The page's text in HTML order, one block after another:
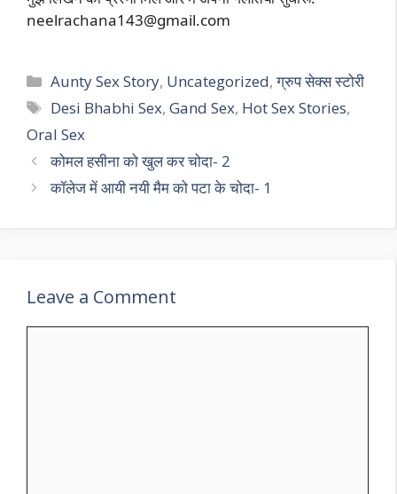
neelrachana143@gmail.com
Categories
Aunty Sex Story, Uncategorized,ग्रुप सेक्स स्टोरी
Tags
Desi Bhabhi Sex,Gand Sex, Hot Sex Stories,
Oral Sex
कोमल हसीना को खुल कर चोदा- 2
कॉलेज में आयी नयी मैम को पटा के चोदा- 1
Leave a Comment